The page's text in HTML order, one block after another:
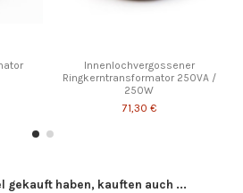
Innenlochvergossener
Ringkerntransformator 250VA /
250W
71,30 €
gekauft haben, kauften auch ...